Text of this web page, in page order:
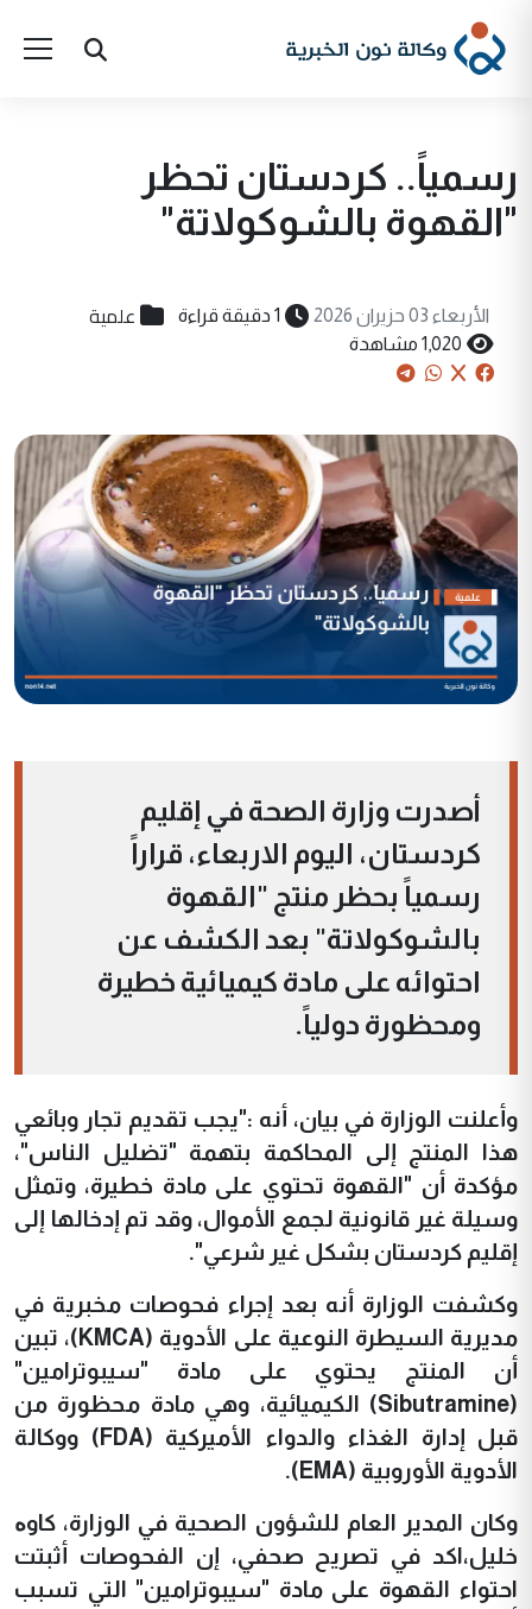
رسمياً.. كردستان تحظر
"القهوة بالشوكولاتة"
الأربعاء 03 حزيران 2026 1 دقيقة قراءة علمية
1,020 مشاهدة
أصدرت وزارة الصحة في إقليم
كردستان، اليوم الاربعاء، قراراً
رسمياً بحظر منتج "القهوة
بالشوكولاتة" بعد الكشف عن
احتوائه على مادة كيميائية خطيرة
ومحظورة دولياً.
وأعلنت الوزارة في بيان، أنه :"يجب تقديم تجار وبائعي
هذا المنتج إلى المحاكمة بتهمة "تضليل الناس"،
مؤكدة أن "القهوة تحتوي على مادة خطيرة، وتمثل
وسيلة غير قانونية لجمع الأموال، وقد تم إدخالها إلى
إقليم كردستان بشكل غير شرعي".
وكشفت الوزارة أنه بعد إجراء فحوصات مخبرية في
مديرية السيطرة النوعية على الأدوية (KMCA)، تبين
أن المنتج يحتوي على مادة "سيبوترامين"
(Sibutramine) الكيميائية، وهي مادة محظورة من
قبل إدارة الغذاء والدواء الأميركية (FDA) ووكالة
الأدوية الأوروبية (EMA).
وكان المدير العام للشؤون الصحية في الوزارة، كاوە
خليل،اكد في تصريح صحفي، إن الفحوصات أثبتت
احتواء القهوة على مادة "سيبوترامين" التي تسبب